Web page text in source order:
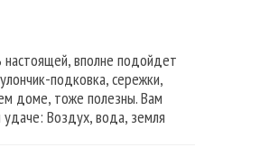
вполне подойдет
подковка, сережки,
доме, тоже полезны. Вам
Воздух, вода, земля